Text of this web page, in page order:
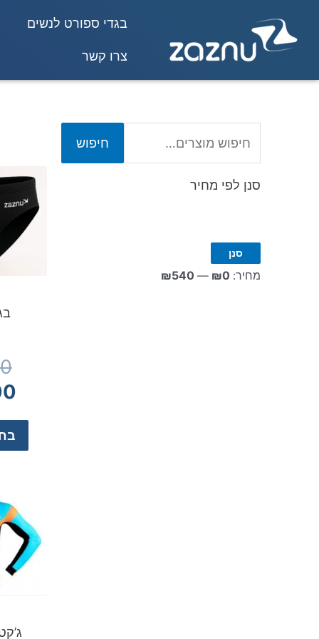
בגדי ספורט לנשים
צרו קשר
חיפוש
סנן לפי מחיר
סנן
מחיר: ₪0
—
₪540